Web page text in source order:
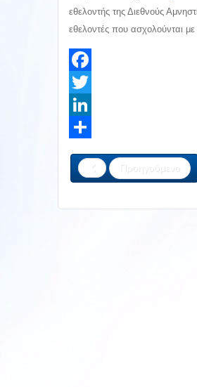
εθελοντής της Διεθνούς
εθελοντές που ασχολούνται
Facebook
Twitter
LinkedIn
Προηγούμενο